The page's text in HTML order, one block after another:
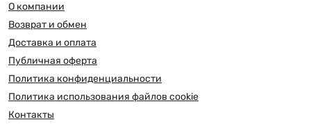
О компании
Возврат и обмен
Доставка и оплата
Публичная оферта
Политика конфиденциальности
Политика использования файлов cookie
Контакты